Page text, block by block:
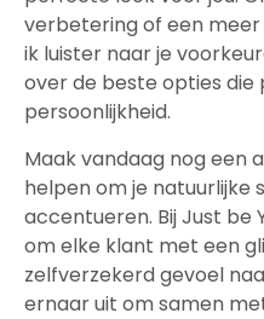
verbetering of een
ik luister naar je
over de beste opties die
persoonlijkheid.
Maak vandaag nog een
helpen om je natuurlijke
accentueren. Bij Just
om elke klant met een
zelfverzekerd gevoel
ernaar uit om samen